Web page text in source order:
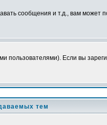
сообщения и т.д., вам может
пользователями). Если вы
тем